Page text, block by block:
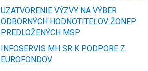
UZATVORENIE VÝZVY NA VÝBER
ODBORNÝCH HODNOTITEĽOV ŽONFP
PREDLOŽENÝCH MSP
INFOSERVIS MH SR K PODPORE Z
EUROFONDOV